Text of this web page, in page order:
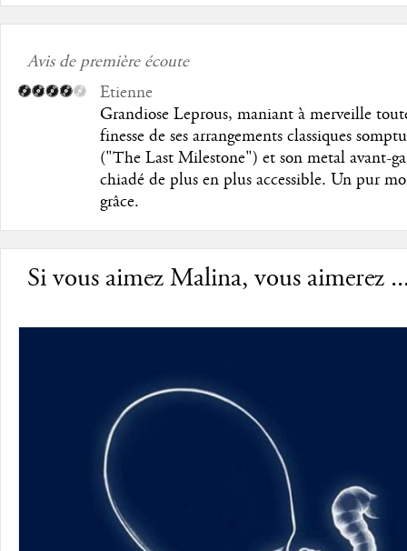
Avis de première écoute
Etienne
Grandiose Leprous, maniant à merveille
finesse de ses arrangements classiques
("The Last Milestone") et son metal avant-
chiadé de plus en plus accessible. Un pur
grâce.
Si vous aimez Malina, vous aimerez